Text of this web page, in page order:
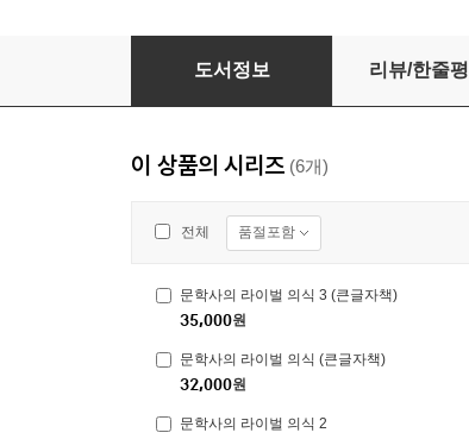
문학사의 라이벌 의식 3 (큰글자책)
도서정보 리뷰/한줄평
이 상품의 시리즈 (6개)
전체 품절포함
문학사의 라이벌 의식 3 (큰글자책)
35,000원
문학사의 라이벌 의식 (큰글자책)
32,000원
문학사의 라이벌 의식 2